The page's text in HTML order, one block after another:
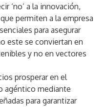
‘no’ a la innovación,
permiten a la empresa
para asegurar
este se conviertan en
y no en vectores
prosperar en el
agéntico mediante
para garantizar